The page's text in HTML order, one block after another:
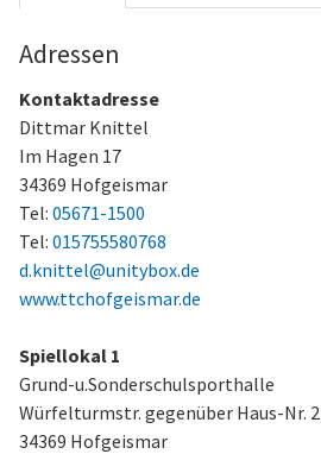
Adressen
Kontaktadresse
Dittmar Knittel
Im Hagen 17
34369 Hofgeismar
Tel: 05671-1500
Tel: 015755580768
d.knittel@unitybox.de
www.ttchofgeismar.de
Spiellokal 1
Grund-u.Sonderschulsporthalle
Würfelturmstr. gegenüber Haus-Nr. 2
34369 Hofgeismar